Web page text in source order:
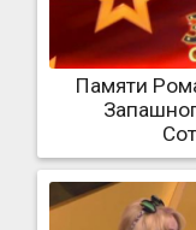
Памяти